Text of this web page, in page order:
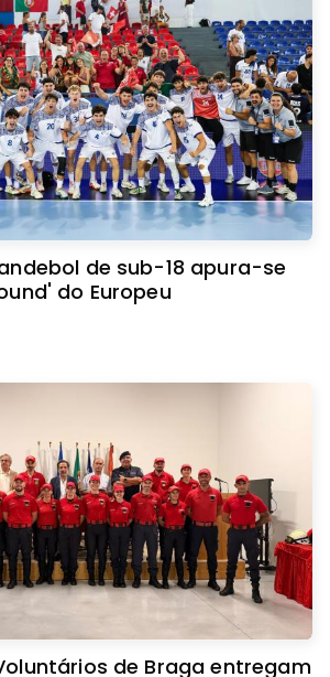
de sub-18 apura-se
do Europeu
de Braga entregam